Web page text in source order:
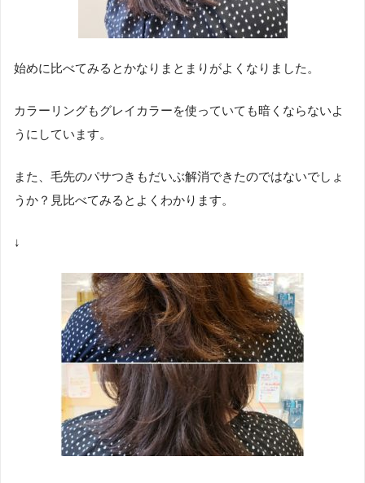
始めに比べてみるとかなりまとまりがよくなりました。
カラーリングもグレイカラーを使っていても暗くならないよ
うにしています。
また、毛先のパサつきもだいぶ解消できたのではないでしょ
うか？見比べてみるとよくわかります。
↓